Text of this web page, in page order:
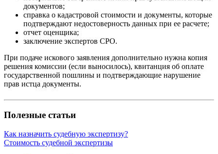
документов;
справка о кадастровой стоимости и документы, которые
подтверждают недостоверность данных при ее расчете;
отчет оценщика;
заключение экспертов СРО.
При подаче искового заявления дополнительно нужна копия
решения комиссии (если выносилось), квитанция об оплате
государственной пошлины и подтверждающие нарушение
прав истца документы.
Полезные статьи
Как назначить судебную экспертизу?
Стоимость судебной экспертизы